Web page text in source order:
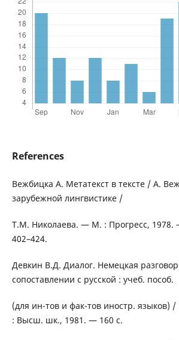
References
Вежбицка А. Метатекст в тексте / А.
зарубежной лингвистике /
Т.М. Николаева. — М. : Прогресс,
402–424.
Девкин В.Д. Диалог. Немецкая
сопоставлении с русской : учеб. пособ.
(для ин-тов и фак-тов иностр.
: Высш. шк., 1981. — 160 с.